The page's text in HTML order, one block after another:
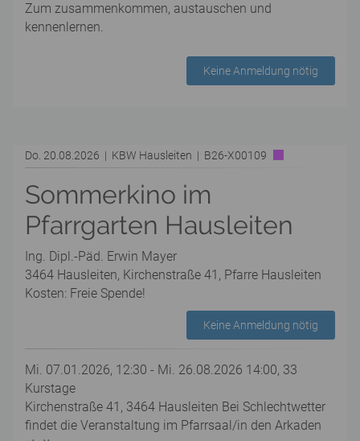
Zum zusammenkommen, austauschen und
kennenlernen.
Keine Anmeldung nötig
Do. 20.08.2026 | KBW Hausleiten | B26-X00109
Sommerkino im
Pfarrgarten Hausleiten
Ing. Dipl.-Päd. Erwin Mayer
3464 Hausleiten, Kirchenstraße 41, Pfarre Hausleiten
Kosten: Freie Spende!
Keine Anmeldung nötig
Mi. 07.01.2026, 12:30 - Mi. 26.08.2026 14:00, 33
Kurstage
Kirchenstraße 41, 3464 Hausleiten Bei Schlechtwetter
findet die Veranstaltung im Pfarrsaal/in den Arkaden